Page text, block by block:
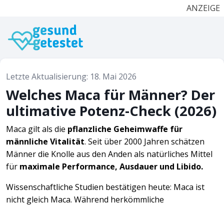
ANZEIGE
Letzte Aktualisierung: 18. Mai 2026
Welches Maca für Männer? Der
ultimative Potenz-Check (2026)
Maca gilt als die pflanzliche Geheimwaffe für
männliche Vitalität. Seit über 2000 Jahren schätzen
Männer die Knolle aus den Anden als natürliches Mittel
für maximale Performance, Ausdauer und Libido.
Wissenschaftliche Studien bestätigen heute: Maca ist
nicht gleich Maca. Während herkömmliche